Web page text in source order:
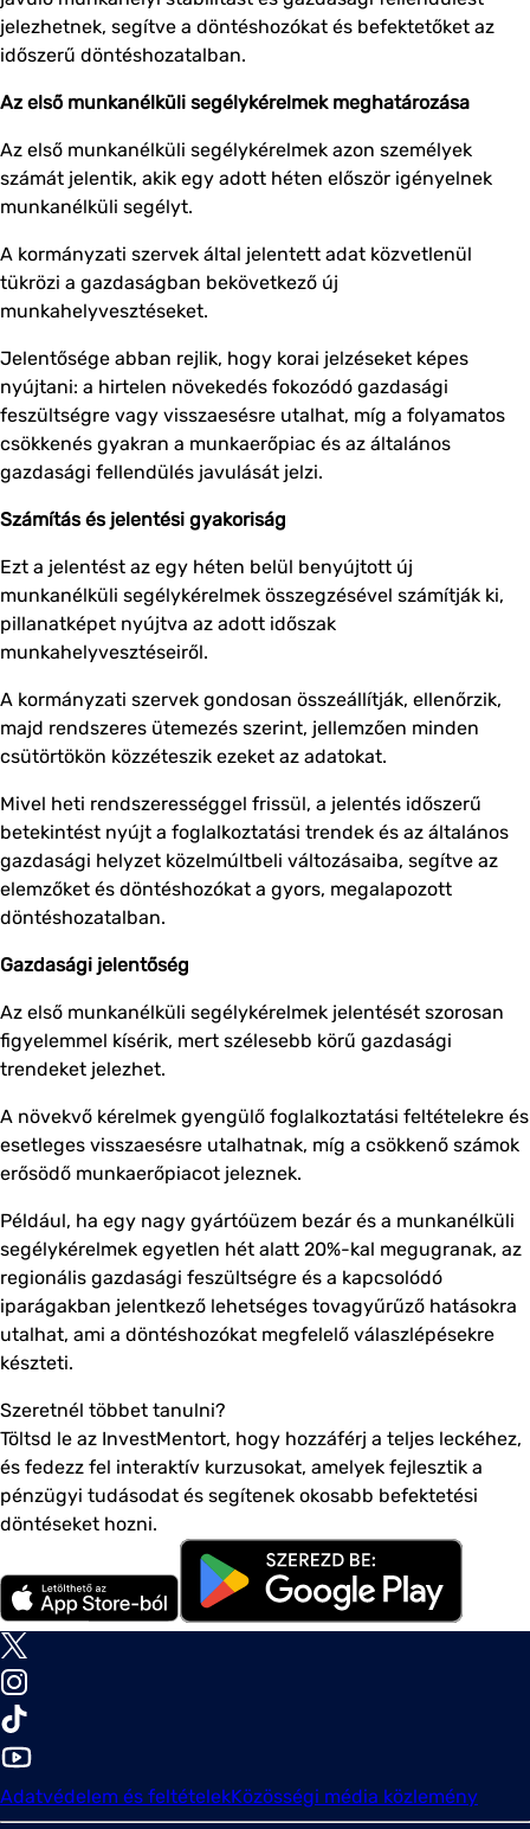
jelezhetnek, segítve a döntéshozókat és befektetőket az
időszerű döntéshozatalban.
Az első munkanélküli segélykérelmek meghatározása
Az első munkanélküli segélykérelmek azon személyek
számát jelentik, akik egy adott héten először igényelnek
munkanélküli segélyt.
A kormányzati szervek által jelentett adat közvetlenül
tükrözi a gazdaságban bekövetkező új
munkahelyvesztéseket.
Jelentősége abban rejlik, hogy korai jelzéseket képes
nyújtani: a hirtelen növekedés fokozódó gazdasági
feszültségre vagy visszaesésre utalhat, míg a folyamatos
csökkenés gyakran a munkaerőpiac és az általános
gazdasági fellendülés javulását jelzi.
Számítás és jelentési gyakoriság
Ezt a jelentést az egy héten belül benyújtott új
munkanélküli segélykérelmek összegzésével számítják ki,
pillanatképet nyújtva az adott időszak
munkahelyvesztéseiről.
A kormányzati szervek gondosan összeállítják, ellenőrzik,
majd rendszeres ütemezés szerint, jellemzően minden
csütörtökön közzéteszik ezeket az adatokat.
Mivel heti rendszerességgel frissül, a jelentés időszerű
betekintést nyújt a foglalkoztatási trendek és az általános
gazdasági helyzet közelmúltbeli változásaiba, segítve az
elemzőket és döntéshozókat a gyors, megalapozott
döntéshozatalban.
Gazdasági jelentőség
Az első munkanélküli segélykérelmek jelentését szorosan
figyelemmel kísérik, mert szélesebb körű gazdasági
trendeket jelezhet.
A növekvő kérelmek gyengülő foglalkoztatási feltételekre és
esetleges visszaesésre utalhatnak, míg a csökkenő számok
erősödő munkaerőpiacot jeleznek.
Például, ha egy nagy gyártóüzem bezár és a munkanélküli
segélykérelmek egyetlen hét alatt 20%-kal megugranak, az
regionális gazdasági feszültségre és a kapcsolódó
iparágakban jelentkező lehetséges tovagyűrűző hatásokra
utalhat, ami a döntéshozókat megfelelő válaszlépésekre
készteti.
Szeretnél többet tanulni?
Töltsd le az InvestMentort, hogy hozzáférj a teljes leckéhez,
és fedezz fel interaktív kurzusokat, amelyek fejlesztik a
pénzügyi tudásodat és segítenek okosabb befektetési
döntéseket hozni.
Adatvédelem és feltételekKözösségi média közlemény